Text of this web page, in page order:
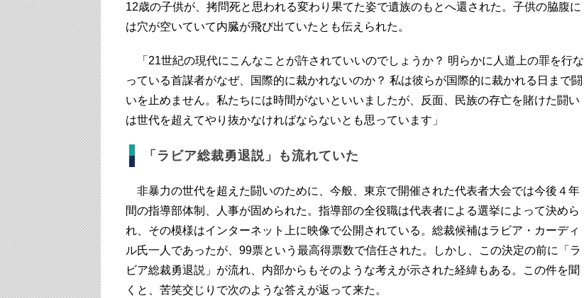
12歳の子供が、拷問死と思われる変わり果てた姿で遺族のもとへ還された。子供の脇腹に
は穴が空いていて内臓が飛び出ていたとも伝えられた。
「21世紀の現代にこんなことが許されていいのでしょうか？ 明らかに人道上の罪を行な
っている首謀者がなぜ、国際的に裁かれないのか？ 私は彼らが国際的に裁かれる日まで闘
いを止めません。私たちには時間がないといいましたが、反面、民族の存亡を賭けた闘い
は世代を超えてやり抜かなければならないとも思っています」
「ラビア総裁勇退説」も流れていた
非暴力の世代を超えた闘いのために、今般、東京で開催された代表者大会では今後４年
間の指導部体制、人事が固められた。指導部の全役職は代表者による選挙によって決めら
れ、その模様はインターネット上に映像で公開されている。総裁候補はラビア・カーディ
ル氏一人であったが、99票という最高得票数で信任された。しかし、この決定の前に「ラ
ビア総裁勇退説」が流れ、内部からもそのような考えが示された経緯もある。この件を聞
くと、苦笑交じりで次のような答えが返って来た。